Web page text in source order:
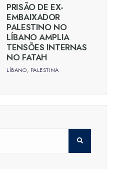
PRISÃO DE EX-
EMBAIXADOR
PALESTINO NO
LÍBANO AMPLIA
TENSÕES INTERNAS
NO FATAH
LÍBANO, PALESTINA